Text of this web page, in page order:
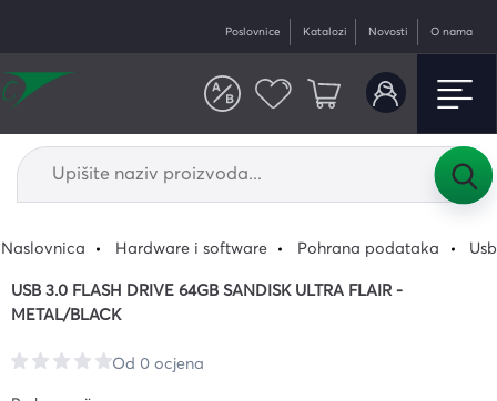
Poslovnice Katalozi Novosti O nama
Naslovnica Hardware i software Pohrana podataka
USB 3.0 FLASH DRIVE 64GB SANDISK ULTRA FLAIR -
METAL/BLACK
Od 0 ocjena